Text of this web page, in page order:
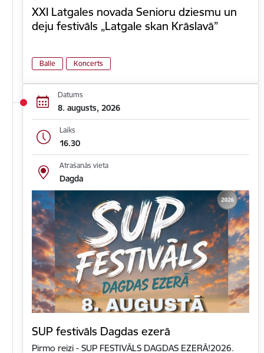
XXI Latgales novada Senioru dziesmu un
deju festivāls „Latgale skan Krāslavā”
Balle Koncerts
Datums
8. augusts, 2026
Laiks
16.30
Atrašanās vieta
Dagda
SUP festivāls Dagdas ezerā
Pirmo reizi - SUP FESTIVĀLS DAGDAS EZERĀ!2026.